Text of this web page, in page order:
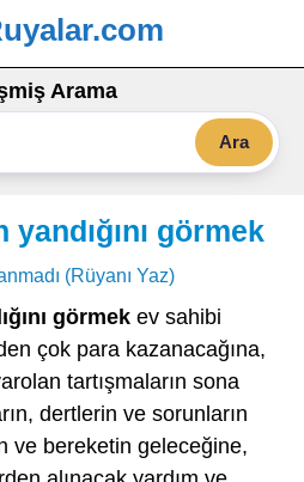
Arama
Ara
görmek
(Rüyanı Yaz)
görmek ev sahibi
çok para kazanacağına,
tartışmaların sona
dertlerin ve sorunların
ve bereketin geleceğine,